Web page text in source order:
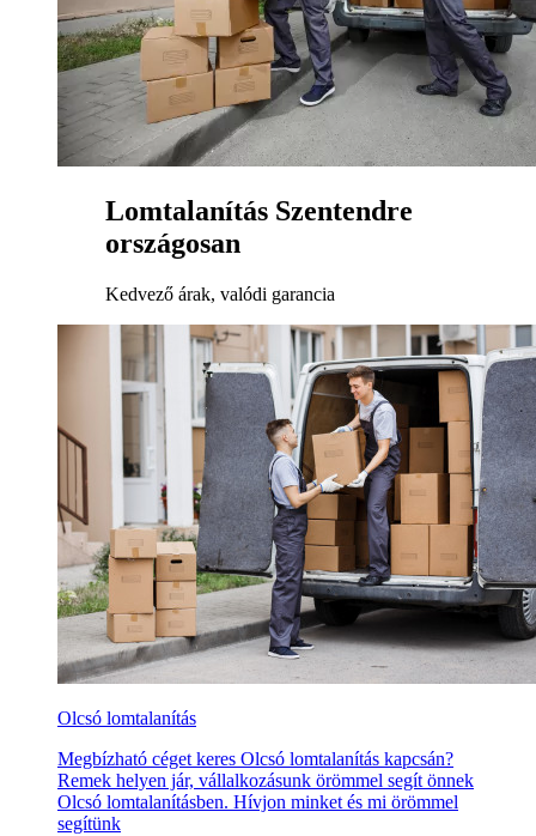
Lomtalanítás Szentendre
országosan
Kedvező árak, valódi garancia
Olcsó lomtalanítás
Megbízható céget keres Olcsó lomtalanítás kapcsán?
Remek helyen jár, vállalkozásunk örömmel segít önnek
Olcsó lomtalanításben. Hívjon minket és mi örömmel
segítünk